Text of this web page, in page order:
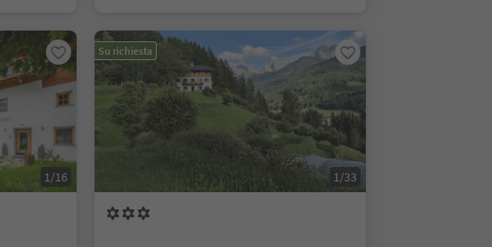
1/16
Su richiesta
1/33